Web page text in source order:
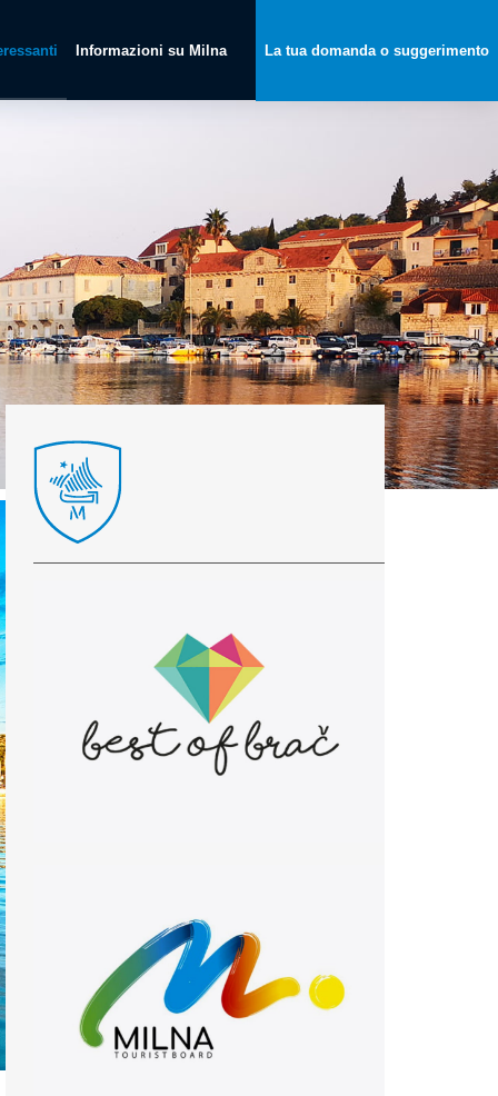
Informazioni su Milna La tua domanda o suggerimento